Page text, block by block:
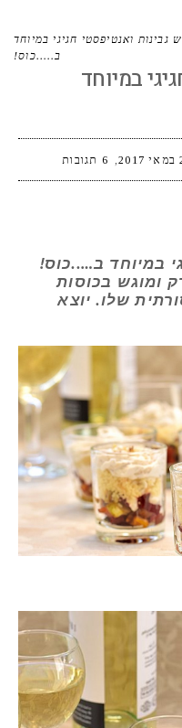
גבינות ואנטיפסטי חגיגי במיוחד
ב…..כוס!
במיוחד
6 תגובות
במיוחד ב…..כוס!
ומוגש בכוסות
שלו. יוצא